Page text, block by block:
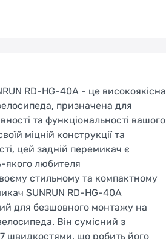
RD-HG-40A - це високоякісна
призначена для
та функціональності вашого
міцній конструкції та
цей задній перемикач є
якого любителя
стильному та компактному
SUNRUN RD-HG-40A
для безшовного монтажу на
Він сумісний з
швидкостями, що робить його